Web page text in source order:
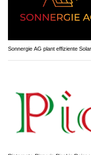
Sonnergie AG plant effiziente